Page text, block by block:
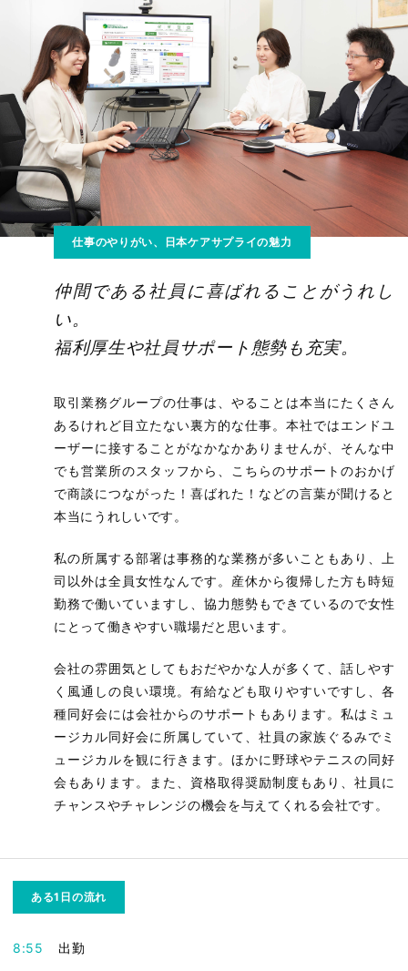
仕事のやりがい、日本ケアサプライの魅力
仲間である社員に喜ばれることがうれし
い。
福利厚生や社員サポート態勢も充実。
取引業務グループの仕事は、やることは本当にたくさん
あるけれど目立たない裏方的な仕事。本社ではエンドユ
ーザーに接することがなかなかありませんが、そんな中
でも営業所のスタッフから、こちらのサポートのおかげ
で商談につながった！喜ばれた！などの言葉が聞けると
本当にうれしいです。
私の所属する部署は事務的な業務が多いこともあり、上
司以外は全員女性なんです。産休から復帰した方も時短
勤務で働いていますし、協力態勢もできているので女性
にとって働きやすい職場だと思います。
会社の雰囲気としてもおだやかな人が多くて、話しやす
く風通しの良い環境。有給なども取りやすいですし、各
種同好会には会社からのサポートもあります。私はミュ
ージカル同好会に所属していて、社員の家族ぐるみでミ
ュージカルを観に行きます。ほかに野球やテニスの同好
会もあります。また、資格取得奨励制度もあり、社員に
チャンスやチャレンジの機会を与えてくれる会社です。
ある1日の流れ
8:55 出勤